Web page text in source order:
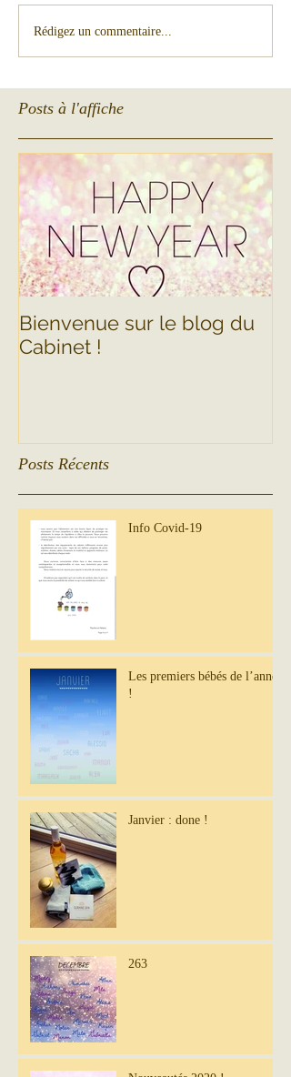
Rédigez un commentaire...
Posts à l'affiche
Bienvenue sur le blog du
Cabinet !
Posts Récents
Info Covid-19
Les premiers bébés de l’année
!
Janvier : done !
263